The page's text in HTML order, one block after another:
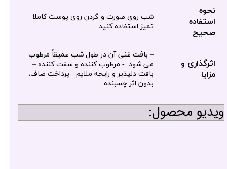
نحوه
استفاده
صحیح
شب روی صورت و گردن روی پوست کاملا
تمیز استفاده کنید.
اثرگذاری و
مزایا
– بافت غنی آن در طول شب عمیقاً مرطوب
می شود. - مرطوب کننده و سفت کننده –
بافت دلپذیر و رایحه ملایم - پرداخت صاف،
بدون اثر چسبنده.
ویدیو محصول: